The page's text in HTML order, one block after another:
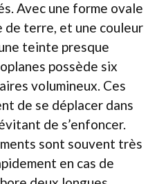
Avec une forme ovale
de terre, et une couleur
teinte presque
possède six
volumineux. Ces
de se déplacer dans
de s’enfoncer.
sont souvent très
en cas de